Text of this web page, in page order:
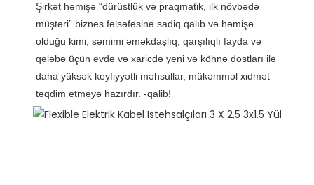
Şirkət həmişə “dürüstlük və praqmatik, ilk növbədə
müştəri” biznes fəlsəfəsinə sadiq qalıb və həmişə
olduğu kimi, səmimi əməkdaşlıq, qarşılıqlı fayda və
qələbə üçün evdə və xaricdə yeni və köhnə dostları ilə
daha yüksək keyfiyyətli məhsullar, mükəmməl xidmət